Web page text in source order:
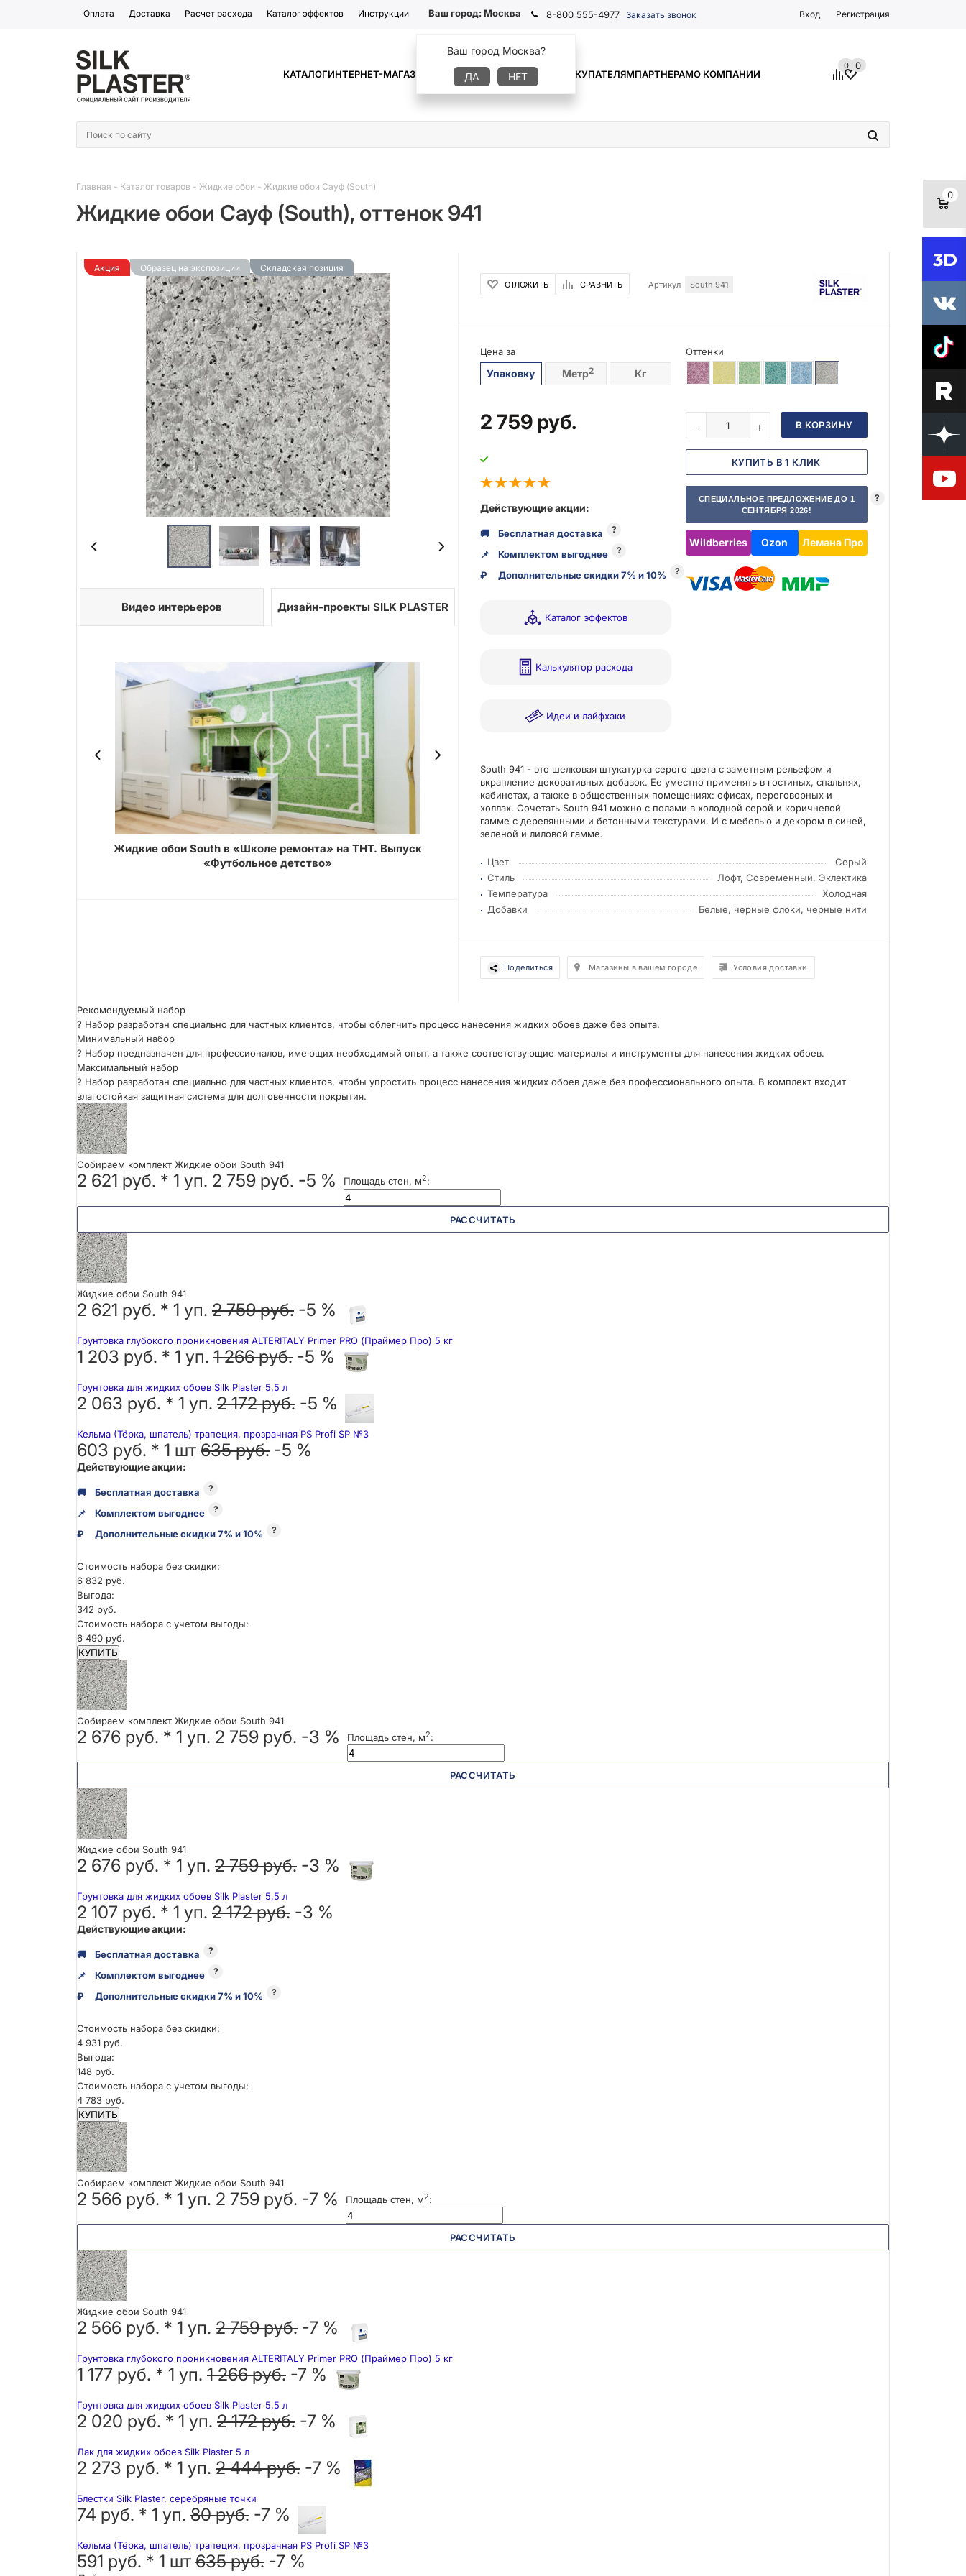
Оплата Доставка Расчет расхода Каталог эффектов Инструкции Ваш город:Москва
Ваш город Москва?
ДА НЕТ
8-800 555-4977 Заказать звонок Вход Регистрация
КАТАЛОГИНТЕРНЕТ-МАГАЗИН ГДЕ КУПИТЬ ИНФОРМАЦИЯ ПОКУПАТЕЛЯМПАРТНЕРАМО КОМПАНИИ
0 0
0
Главная - Каталог товаров - Жидкие обои - Жидкие обои Сауф (South)
Жидкие обои Сауф (South), оттенок 941
Акция Образец на экспозиции Складская позиция
Видео интерьеров Дизайн-проекты SILK PLASTER
Жидкие обои South в «Школе ремонта» на ТНТ. Выпуск
«Футбольное детство»
ОТЛОЖИТЬ СРАВНИТЬ Артикул South 941
Цена за
Упаковку Метр2 Кг
2 759 руб.
Действующие акции:
🚚 Бесплатная доставка ?
📌 Комплектом выгоднее ?
₽ Дополнительные скидки 7% и 10% ?
Каталог эффектов
Калькулятор расхода
Идеи и лайфхаки
Оттенки
В КОРЗИНУ
КУПИТЬ В 1 КЛИК
СПЕЦИАЛЬНОЕ ПРЕДЛОЖЕНИЕ ДО 1
СЕНТЯБРЯ 2026!
?
Wildberries Ozon Лемана Про
South 941 - это шелковая штукатурка серого цвета с заметным рельефом и
вкрапление декоративных добавок. Ее уместно применять в гостиных, спальнях,
кабинетах, а также в общественных помещениях: офисах, переговорных и
холлах. Сочетать South 941 можно с полами в холодной серой и коричневой
гамме с деревянными и бетонными текстурами. И с мебелью и декором в синей,
зеленой и лиловой гамме.
Цвет
Серый
Стиль
Лофт, Современный, Эклектика
Температура
Холодная
Добавки
Белые, черные флоки, черные нити
Поделиться Магазины в вашем городе Условия доставки
Рекомендуемый набор
? Набор разработан специально для частных клиентов, чтобы облегчить процесс нанесения жидких обоев даже без опыта.
Минимальный набор
? Набор предназначен для профессионалов, имеющих необходимый опыт, а также соответствующие материалы и инструменты для нанесения жидких обоев.
Максимальный набор
? Набор разработан специально для частных клиентов, чтобы упростить процесс нанесения жидких обоев даже без профессионального опыта. В комплект входит
влагостойкая защитная система для долговечности покрытия.
Собираем комплект Жидкие обои South 941
2 621 руб. * 1 уп. 2 759 руб. -5 % Площадь стен, м2:
РАССЧИТАТЬ
Жидкие обои South 941
2 621 руб. * 1 уп. 2 759 руб. -5 %
Грунтовка глубокого проникновения ALTERITALY Primer PRO (Праймер Про) 5 кг
1 203 руб. * 1 уп. 1 266 руб. -5 %
Грунтовка для жидких обоев Silk Plaster 5,5 л
2 063 руб. * 1 уп. 2 172 руб. -5 %
Кельма (Тёрка, шпатель) трапеция, прозрачная PS Profi SP №3
603 руб. * 1 шт 635 руб. -5 %
Действующие акции:
🚚 Бесплатная доставка ?
📌 Комплектом выгоднее ?
₽ Дополнительные скидки 7% и 10% ?
Стоимость набора без скидки:
6 832 руб.
Выгода:
342 руб.
Стоимость набора с учетом выгоды:
6 490 руб.
КУПИТЬ
Собираем комплект Жидкие обои South 941
2 676 руб. * 1 уп. 2 759 руб. -3 % Площадь стен, м2:
РАССЧИТАТЬ
Жидкие обои South 941
2 676 руб. * 1 уп. 2 759 руб. -3 %
Грунтовка для жидких обоев Silk Plaster 5,5 л
2 107 руб. * 1 уп. 2 172 руб. -3 %
Действующие акции:
🚚 Бесплатная доставка ?
📌 Комплектом выгоднее ?
₽ Дополнительные скидки 7% и 10% ?
Стоимость набора без скидки:
4 931 руб.
Выгода:
148 руб.
Стоимость набора с учетом выгоды:
4 783 руб.
КУПИТЬ
Собираем комплект Жидкие обои South 941
2 566 руб. * 1 уп. 2 759 руб. -7 % Площадь стен, м2:
РАССЧИТАТЬ
Жидкие обои South 941
2 566 руб. * 1 уп. 2 759 руб. -7 %
Грунтовка глубокого проникновения ALTERITALY Primer PRO (Праймер Про) 5 кг
1 177 руб. * 1 уп. 1 266 руб. -7 %
Грунтовка для жидких обоев Silk Plaster 5,5 л
2 020 руб. * 1 уп. 2 172 руб. -7 %
Лак для жидких обоев Silk Plaster 5 л
2 273 руб. * 1 уп. 2 444 руб. -7 %
Блестки Silk Plaster, серебряные точки
74 руб. * 1 уп. 80 руб. -7 %
Кельма (Тёрка, шпатель) трапеция, прозрачная PS Profi SP №3
591 руб. * 1 шт 635 руб. -7 %